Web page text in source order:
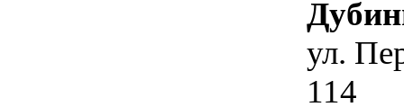
ул.
114